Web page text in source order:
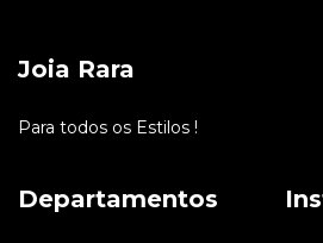
Joia Rara
Para todos os Estilos !
Departamentos